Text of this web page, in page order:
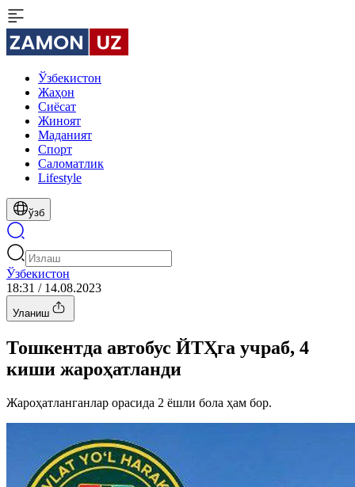
Ўзбекистон
Жаҳон
Сиёсат
Жиноят
Маданият
Спорт
Cаломатлик
Lifestyle
ўзб
Ўзбекистон
18:31 / 14.08.2023
Уланиш
Тошкентда автобус ЙТҲга учраб, 4
киши жароҳатланди
Жароҳатланганлар орасида 2 ёшли бола ҳам бор.